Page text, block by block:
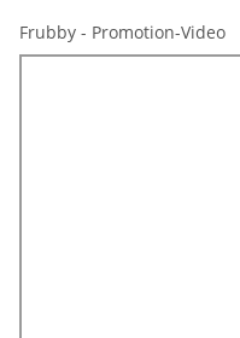
Frubby - Promotion-Video